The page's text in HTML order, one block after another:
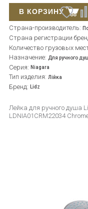
Страна-производитель:
Страна регистрации
Количество грузовых
Назначение: Для ручного
Серия: Niagara
Тип изделия: Лійка
Бренд: Lidz
Лейка для ручного душа
LDNIA01CRM22034
В КОРЗИНУ